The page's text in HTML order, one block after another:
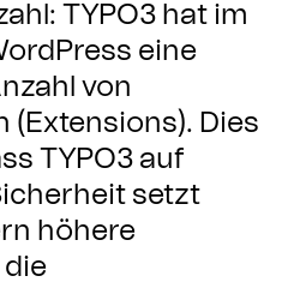
TYPO3 hat im
eine
von
(Extensions). Dies
TYPO3 auf
setzt
höhere